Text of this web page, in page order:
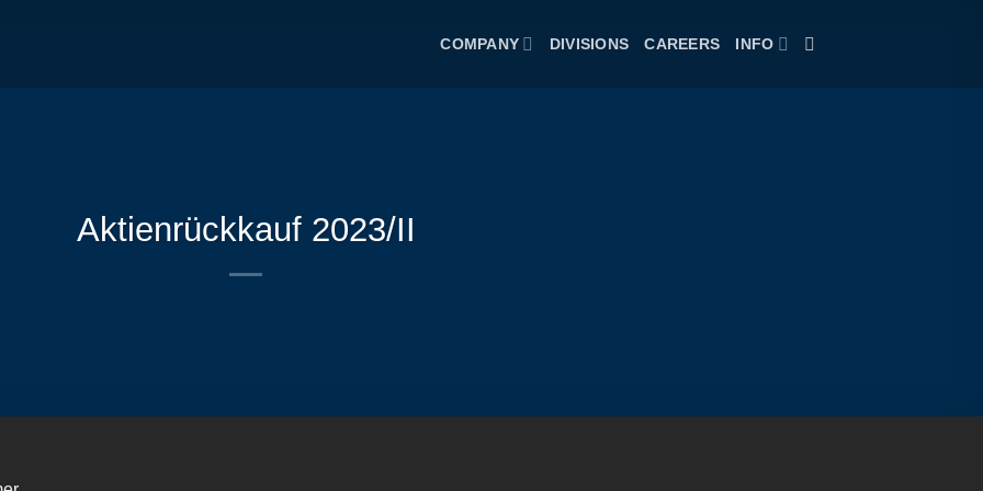
COMPANY DIVISIONS CAREERS INFO
Aktienrückkauf 2023/II